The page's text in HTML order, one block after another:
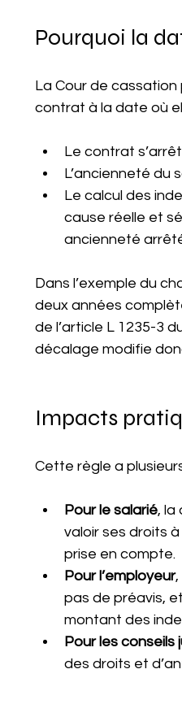
Pourquoi la
La Cour de
contrat à la date où
Le contrat
L’ancienneté du
Le calcul des
cause réelle et
ancienneté
Dans l’exemple du
deux années
de l’article L 1235-3
décalage modifie
Impacts
Cette règle a
Pour le salarié, la
valoir ses droits
prise en compte.
Pour l’employeur
pas de préavis,
montant des
Pour les conseils
des droits et